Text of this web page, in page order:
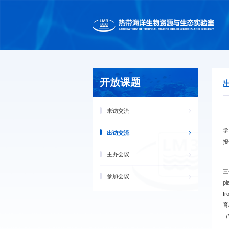
开放课题
来访交流
出访交流
主办会议
参加会议